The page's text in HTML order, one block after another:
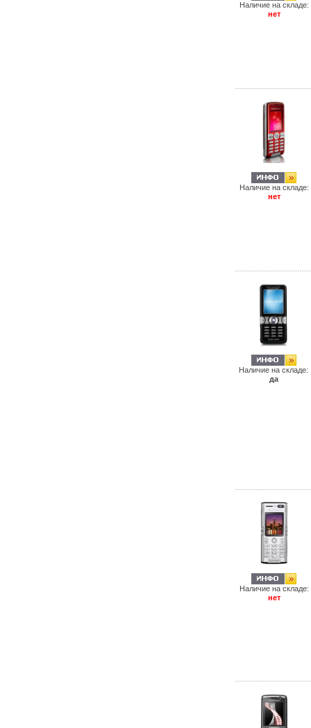
Наличие на складе:
нет
Наличие на складе:
нет
Наличие на складе:
да
Наличие на складе:
нет